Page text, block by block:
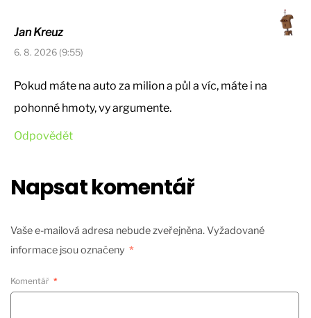
Jan Kreuz
6. 8. 2026 (9:55)
Pokud máte na auto za milion a půl a víc, máte i na
pohonné hmoty, vy argumente.
Odpovědět
Napsat komentář
Vaše e-mailová adresa nebude zveřejněna.Vyžadované
informace jsou označeny *
Komentář *